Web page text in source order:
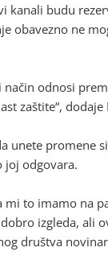
budu
obavezno ne
način odnosi
zaštite“, dodaje
unete promene
joj odgovara.
mi to imamo na
izgleda, ali
društva